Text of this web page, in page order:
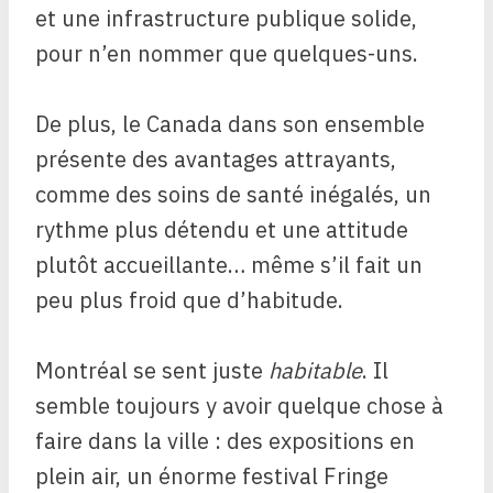
et une infrastructure publique solide,
pour n’en nommer que quelques-uns.
De plus, le Canada dans son ensemble
présente des avantages attrayants,
comme des soins de santé inégalés, un
rythme plus détendu et une attitude
plutôt accueillante… même s’il fait un
peu plus froid que d’habitude.
Montréal se sent juste habitable. Il
semble toujours y avoir quelque chose à
faire dans la ville : des expositions en
plein air, un énorme festival Fringe